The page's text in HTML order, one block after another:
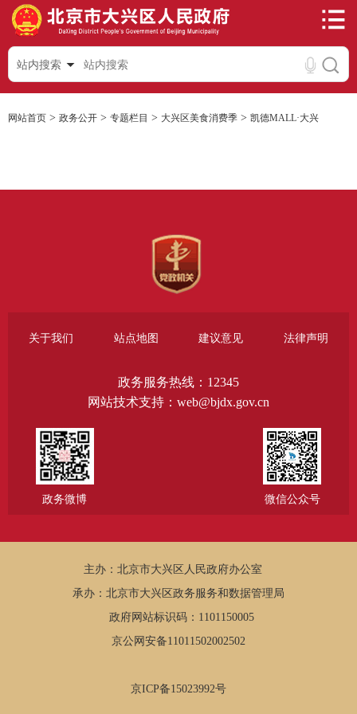
站内搜索
网站首页 > 政务公开 > 专题栏目 > 大兴区美食消费季 > 凯德MALL·大兴
关于我们 站点地图 建议意见 法律声明
政务服务热线：12345
网站技术支持：web@bjdx.gov.cn
政务微博 微信公众号
主办：北京市大兴区人民政府办公室
承办：北京市大兴区政务服务和数据管理局
政府网站标识码：1101150005
京公网安备11011502002502
京ICP备15023992号